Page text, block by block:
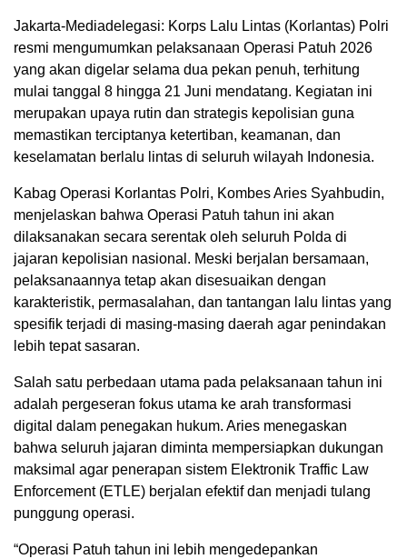
Jakarta-Mediadelegasi: Korps Lalu Lintas (Korlantas) Polri
resmi mengumumkan pelaksanaan Operasi Patuh 2026
yang akan digelar selama dua pekan penuh, terhitung
mulai tanggal 8 hingga 21 Juni mendatang. Kegiatan ini
merupakan upaya rutin dan strategis kepolisian guna
memastikan terciptanya ketertiban, keamanan, dan
keselamatan berlalu lintas di seluruh wilayah Indonesia.
Kabag Operasi Korlantas Polri, Kombes Aries Syahbudin,
menjelaskan bahwa Operasi Patuh tahun ini akan
dilaksanakan secara serentak oleh seluruh Polda di
jajaran kepolisian nasional. Meski berjalan bersamaan,
pelaksanaannya tetap akan disesuaikan dengan
karakteristik, permasalahan, dan tantangan lalu lintas yang
spesifik terjadi di masing-masing daerah agar penindakan
lebih tepat sasaran.
Salah satu perbedaan utama pada pelaksanaan tahun ini
adalah pergeseran fokus utama ke arah transformasi
digital dalam penegakan hukum. Aries menegaskan
bahwa seluruh jajaran diminta mempersiapkan dukungan
maksimal agar penerapan sistem Elektronik Traffic Law
Enforcement (ETLE) berjalan efektif dan menjadi tulang
punggung operasi.
“Operasi Patuh tahun ini lebih mengedepankan